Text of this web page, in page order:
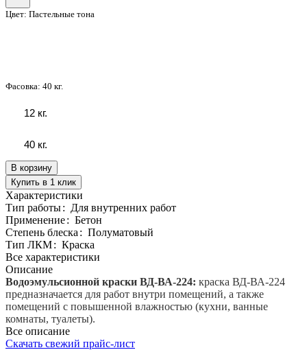
Цвет: Пастельные тона
Фасовка: 40 кг.
12 кг.
40 кг.
В корзину
Купить в 1 клик
Характеристики
Тип работы: Для внутренних работ
Применение: Бетон
Степень блеска : Полуматовый
Тип ЛКМ: Краска
Все характеристики
Описание
Водоэмульсионной краски ВД-ВА-224: краска ВД-ВА-224
предназначается для работ внутри помещений, а также
помещений с повышенной влажностью (кухни, ванные
комнаты, туалеты).
Все описание
Скачать свежий прайс-лист